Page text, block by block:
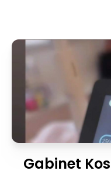
Gabinet